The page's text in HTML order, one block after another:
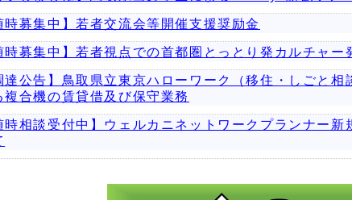
時募集中】若者交流会等開催支援奨励金
時募集中】若者視点での首都圏とっとり発カルチャー
達公告】鳥取県立東京ハローワーク（移住・しごと相
複合機の賃貸借及び保守業務
時相談受付中】ウェルカニネットワークプランナー新